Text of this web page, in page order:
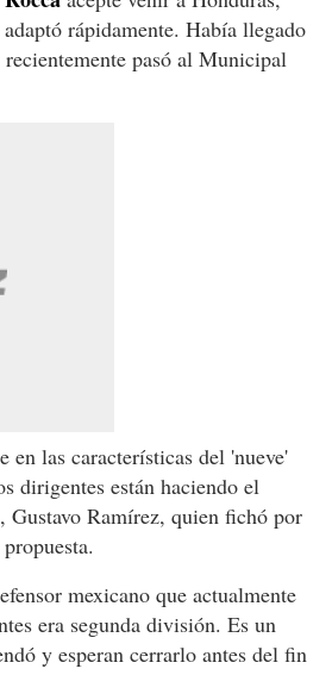
rápidamente. Había llegado
pasó al Municipal
en las características del 'nueve'
dirigentes están haciendo el
Gustavo Ramírez, quien fichó por
mexicano que actualmente
era segunda división. Es un
y esperan cerrarlo antes del fin